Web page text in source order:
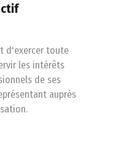
d'exercer toute
les intérêts
de ses
auprès